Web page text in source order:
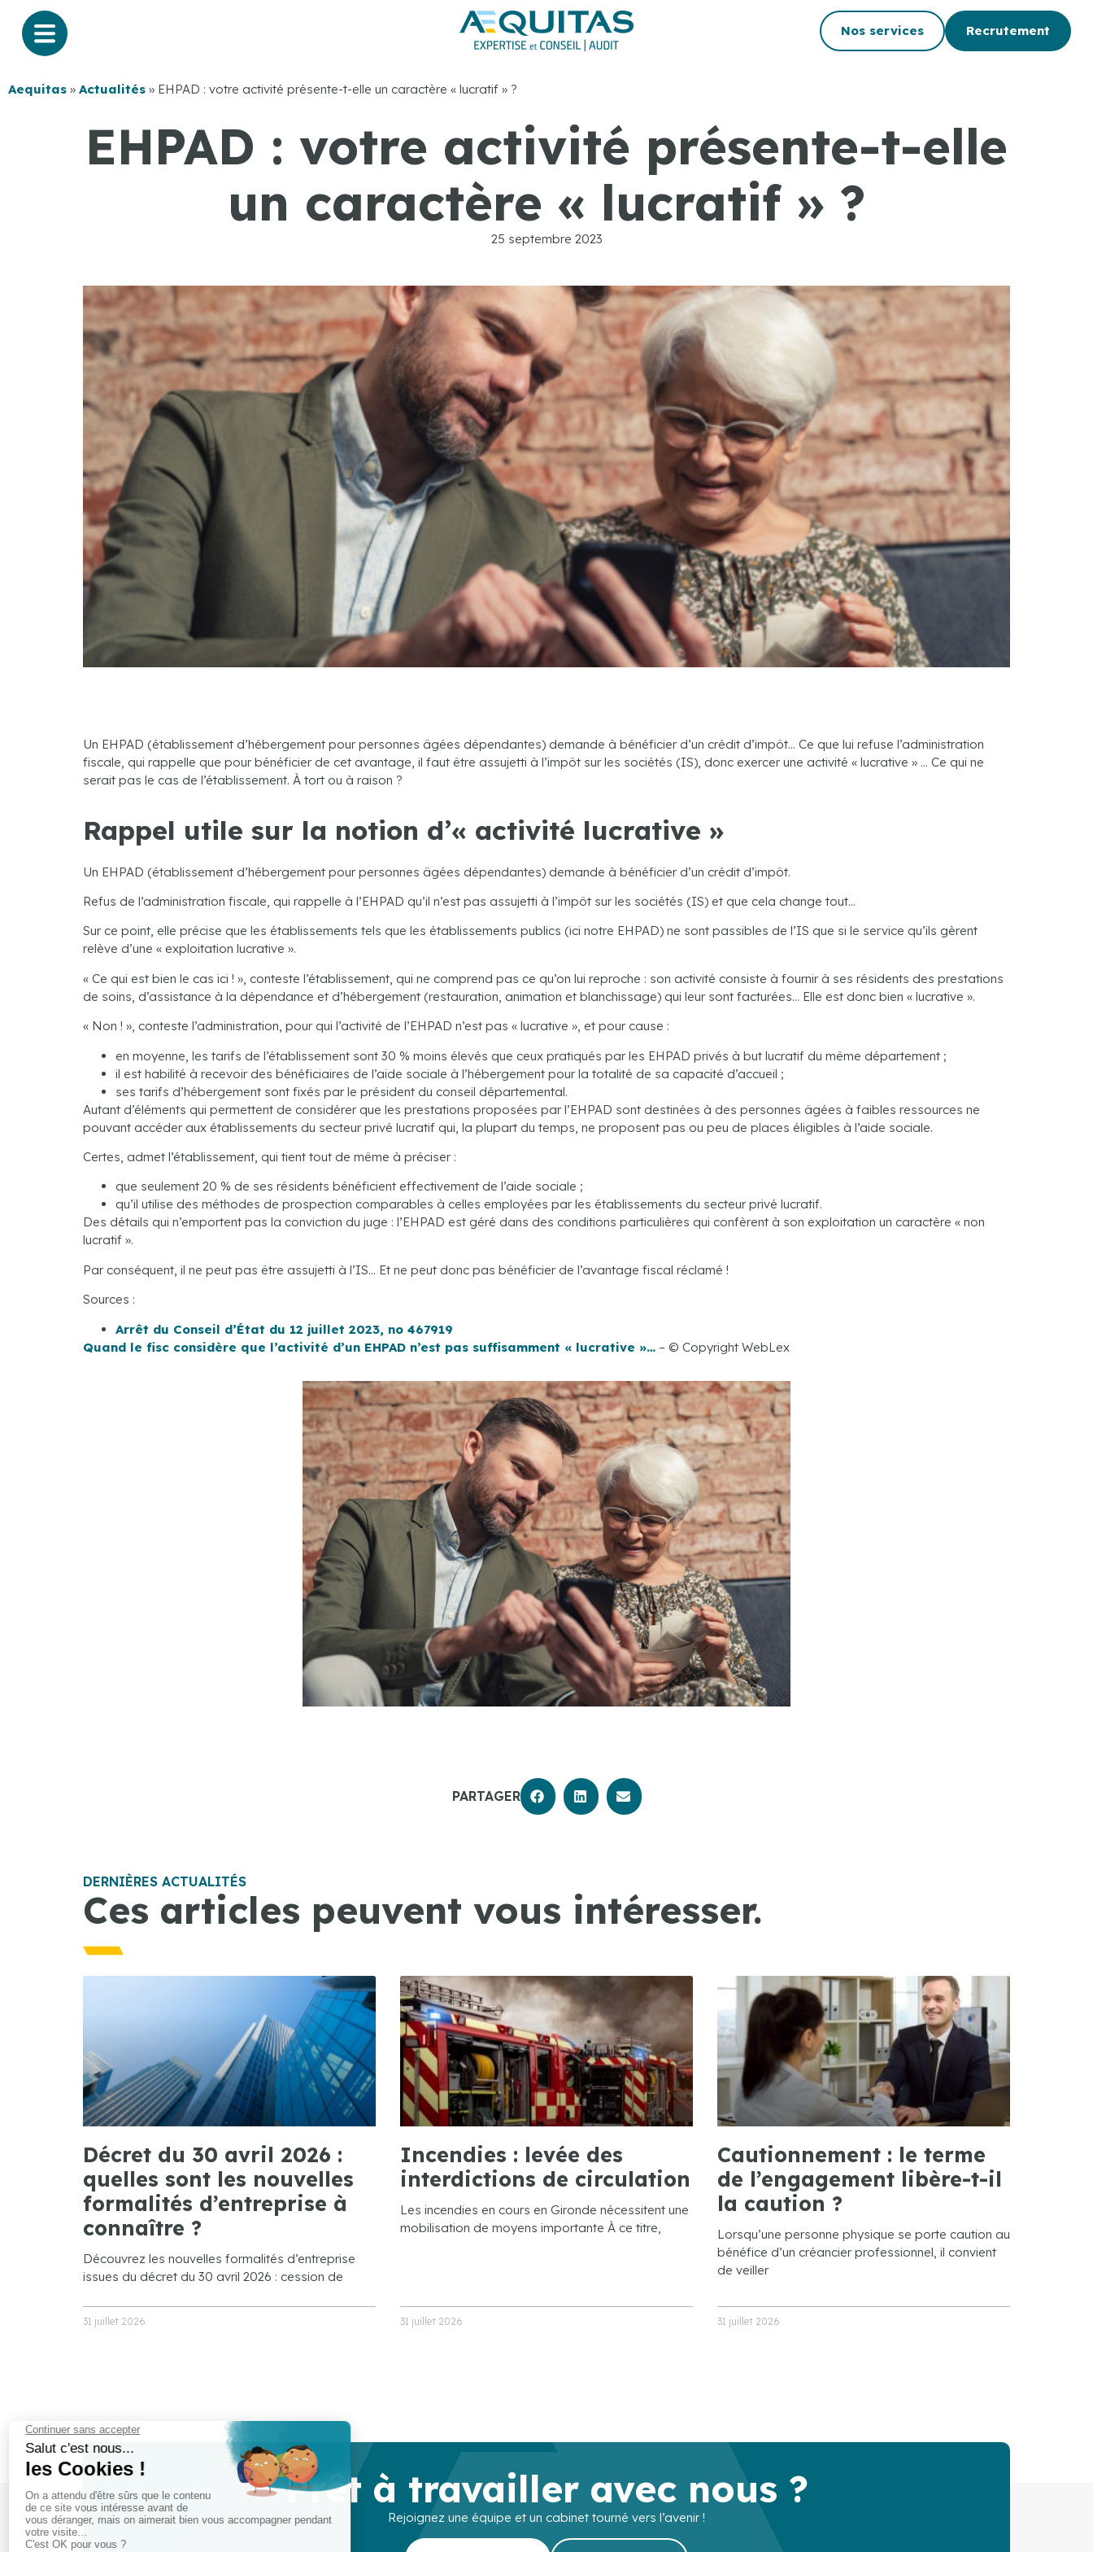
Nos services Recrutement
Aequitas » Actualités » EHPAD : votre activité présente-t-elle un caractère « lucratif » ?
EHPAD : votre activité présente-t-elle
un caractère « lucratif » ?
25 septembre 2023
Un EHPAD (établissement d’hébergement pour personnes âgées dépendantes) demande à bénéficier d’un crédit d’impôt… Ce que lui refuse l’administration
fiscale, qui rappelle que pour bénéficier de cet avantage, il faut être assujetti à l’impôt sur les sociétés (IS), donc exercer une activité « lucrative » … Ce qui ne
serait pas le cas de l’établissement. À tort ou à raison ?
Rappel utile sur la notion d’« activité lucrative »
Un EHPAD (établissement d’hébergement pour personnes âgées dépendantes) demande à bénéficier d’un crédit d’impôt.
Refus de l’administration fiscale, qui rappelle à l’EHPAD qu’il n’est pas assujetti à l’impôt sur les sociétés (IS) et que cela change tout…
Sur ce point, elle précise que les établissements tels que les établissements publics (ici notre EHPAD) ne sont passibles de l’IS que si le service qu’ils gèrent
relève d’une « exploitation lucrative ».
« Ce qui est bien le cas ici ! », conteste l’établissement, qui ne comprend pas ce qu’on lui reproche : son activité consiste à fournir à ses résidents des prestations
de soins, d’assistance à la dépendance et d’hébergement (restauration, animation et blanchissage) qui leur sont facturées… Elle est donc bien « lucrative ».
« Non ! », conteste l’administration, pour qui l’activité de l’EHPAD n’est pas « lucrative », et pour cause :
en moyenne, les tarifs de l’établissement sont 30 % moins élevés que ceux pratiqués par les EHPAD privés à but lucratif du même département ;
il est habilité à recevoir des bénéficiaires de l’aide sociale à l’hébergement pour la totalité de sa capacité d’accueil ;
ses tarifs d’hébergement sont fixés par le président du conseil départemental.
Autant d’éléments qui permettent de considérer que les prestations proposées par l’EHPAD sont destinées à des personnes âgées à faibles ressources ne
pouvant accéder aux établissements du secteur privé lucratif qui, la plupart du temps, ne proposent pas ou peu de places éligibles à l’aide sociale.
Certes, admet l’établissement, qui tient tout de même à préciser :
que seulement 20 % de ses résidents bénéficient effectivement de l’aide sociale ;
qu’il utilise des méthodes de prospection comparables à celles employées par les établissements du secteur privé lucratif.
Des détails qui n’emportent pas la conviction du juge : l’EHPAD est géré dans des conditions particulières qui confèrent à son exploitation un caractère « non
lucratif ».
Par conséquent, il ne peut pas être assujetti à l’IS… Et ne peut donc pas bénéficier de l’avantage fiscal réclamé !
Sources :
Arrêt du Conseil d’État du 12 juillet 2023, no 467919
Quand le fisc considère que l’activité d’un EHPAD n’est pas suffisamment « lucrative »… – © Copyright WebLex
PARTAGER
DERNIÈRES ACTUALITÉS
Ces articles peuvent vous intéresser.
Décret du 30 avril 2026 :
quelles sont les nouvelles
formalités d’entreprise à
connaître ?
Découvrez les nouvelles formalités d’entreprise
issues du décret du 30 avril 2026 : cession de
31 juillet 2026
Incendies : levée des
interdictions de circulation
Les incendies en cours en Gironde nécessitent une
mobilisation de moyens importante À ce titre,
31 juillet 2026
Cautionnement : le terme
de l’engagement libère-t-il
la caution ?
Lorsqu’une personne physique se porte caution au
bénéfice d’un créancier professionnel, il convient
de veiller
31 juillet 2026
Prêt à travailler avec nous ?
Rejoignez une équipe et un cabinet tourné vers l’avenir !